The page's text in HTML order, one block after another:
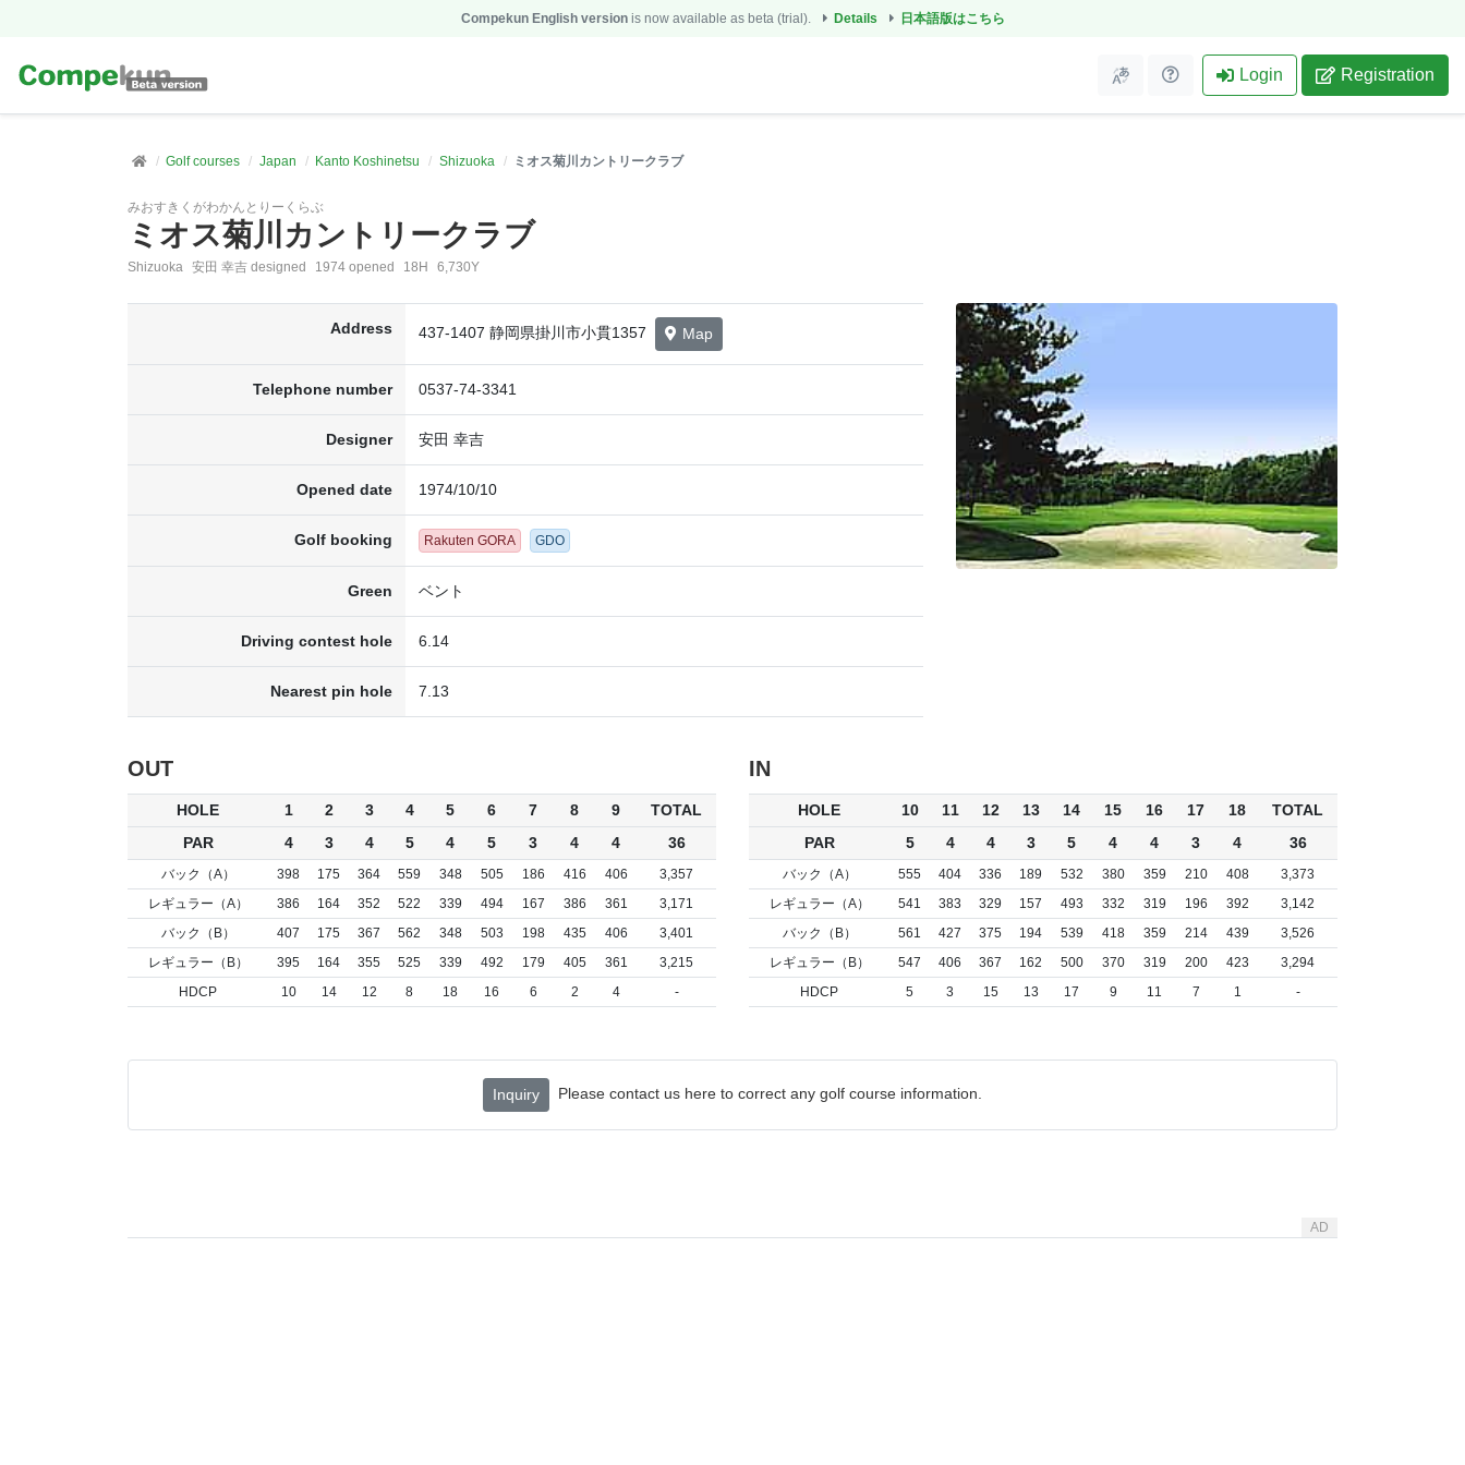
Compekun English versionis now available as beta (trial). Details 日本語版はこちら
Login Registration
Golf courses Japan Kanto Koshinetsu Shizuoka ミオス菊川カントリークラブ
みおすきくがわかんとりーくらぶ
ミオス菊川カントリークラブ
Shizuoka 安田 幸吉 designed 1974 opened 18H 6,730Y
Address 437-1407 静岡県掛川市小貫1357 Map
Telephone number 0537-74-3341
Designer 安田 幸吉
Opened date 1974/10/10
Golf booking Rakuten GORA GDO
Green ベント
Driving contest hole 6.14
Nearest pin hole 7.13
OUT
HOLE 1 2 3 4 5 6 7 8 9
TOTAL
PAR
4 3 4 5 4 5 3 4 4 36
バック（A） 398 175 364 559 348 505 186 416 406
3,357
レギュラー（A）
386 164 352 522 339 494 167 386 361
3,171
バック（B）
407 175 367 562 348 503 198 435 406
3,401
レギュラー（B）
395 164 355 525 339 492 179 405 361
3,215
HDCP
10 14 12 8 18 16 6 2 4 -
IN
HOLE 10 11 12 13 14 15 16 17 18
TOTAL
PAR
5 4 4 3 5 4 4 3 4 36
バック（A） 555 404 336 189 532 380 359 210 408
3,373
レギュラー（A）
541 383 329 157 493 332 319 196 392
3,142
バック（B）
561 427 375 194 539 418 359 214 439
3,526
レギュラー（B）
547 406 367 162 500 370 319 200 423
3,294
HDCP
5 3 15 13 17 9 11 7 1 -
Inquiry Please contact us here to correct any golf course information.
AD